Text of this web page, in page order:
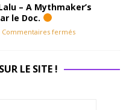
– A Mythmaker’s
le Doc.
Commentaires fermés
LE SITE !